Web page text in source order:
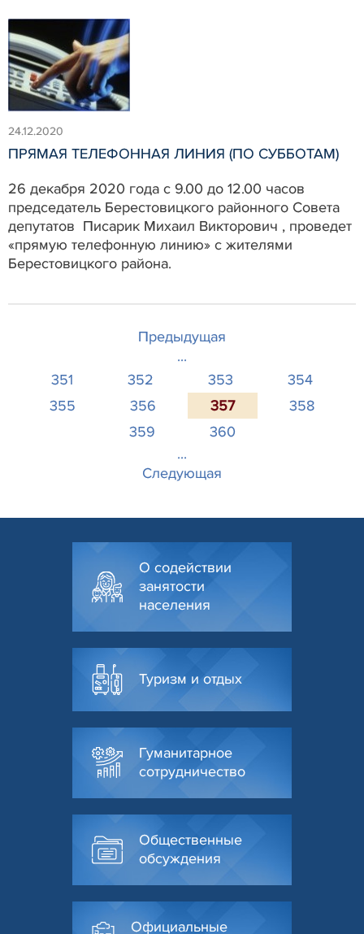
24.12.2020
ПРЯМАЯ ТЕЛЕФОННАЯ ЛИНИЯ (ПО СУББОТАМ)
26 декабря 2020 года с 9.00 до 12.00 часов
председатель Берестовицкого районного Совета
депутатов Писарик Михаил Викторович , проведет
«прямую телефонную линию» с жителями
Берестовицкого района.
Предыдущая
...
351
352 353
354
355
356 357
358
359
360
...
Следующая
О содействии
занятости
населения
Туризм и отдых
Гуманитарное
сотрудничество
Общественные
обсуждения
Официальные